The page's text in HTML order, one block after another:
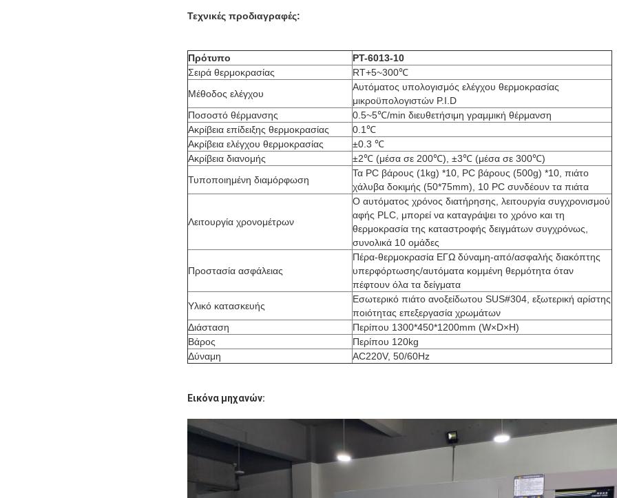
Τεχνικές προδιαγραφές:
Πρότυπο
PT-6013-10
Σειρά θερμοκρασίας
RT+5~300℃
Μέθοδος ελέγχου
Αυτόματος υπολογισμός ελέγχου θερμοκρασίας
μικροϋπολογιστών P.I.D
Ποσοστό θέρμανσης
0.5~5℃/min διευθετήσιμη γραμμική θέρμανση
Ακρίβεια επίδειξης θερμοκρασίας
0.1℃
Ακρίβεια ελέγχου θερμοκρασίας
±0.3 ℃
Ακρίβεια διανομής
±2℃ (μέσα σε 200℃), ±3℃ (μέσα σε 300℃)
Τυποποιημένη διαμόρφωση
Τα PC βάρους (1kg) *10, PC βάρους (500g) *10, πιάτο
χάλυβα δοκιμής (50*75mm), 10 PC συνδέουν τα πιάτα
Λειτουργία χρονομέτρων
Ο αυτόματος χρόνος διατήρησης, λειτουργία συγχρονισμού
αφής PLC, μπορεί να καταγράψει το χρόνο και τη
θερμοκρασία της καταστροφής δειγμάτων συγχρόνως,
συνολικά 10 ομάδες
Προστασία ασφάλειας
Πέρα-θερμοκρασία ΕΓΩ δύναμη-από/ασφαλής διακόπτης
υπερφόρτωσης/αυτόματα κομμένη θερμότητα όταν
πέφτουν όλα τα δείγματα
Υλικό κατασκευής
Εσωτερικό πιάτο ανοξείδωτου SUS#304, εξωτερική αρίστης
ποιότητας επεξεργασία χρωμάτων
Διάσταση
Περίπου 1300*450*1200mm (W×D×H)
Βάρος
Περίπου 120kg
Δύναμη
AC220V, 50/60Hz
Εικόνα μηχανών: